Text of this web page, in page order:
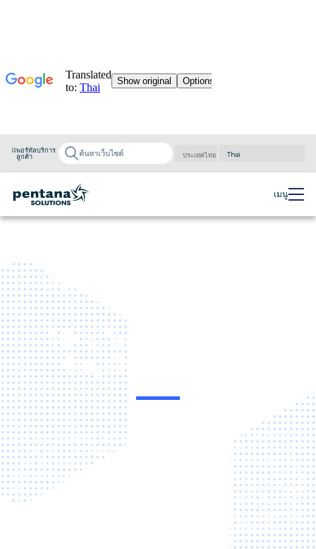
พอร์ทัลบริการ
ลูกค้า
เมนู
เพนทานา แอนไทติกส์
ใช้ประโยชน์จากพลังของ
ข้อมูลได้รวดเร็วยิ่งขึ้น
Pentana Analytics ดึงข้อมูลจากโซลูชัน DMS ของเรา และมอบพลังใน
การดำเนินการกับข้อมูลเหล่านั้นได้ทันที เพื่อสร้างรายได้เพิ่ม ลดต้นทุน
และเพิ่มประสิทธิภาพการทำงาน ในปัจจุบัน ข้อมูลคือสินทรัพย์ที่ยิ่งใหญ่
ที่สุดของดีลเลอร์ และระบบ Business Intelligence (BI) คือกุญแจสำคัญ
สู่ความสำเร็จ ในโลกที่ขับเคลื่อนด้วยข้อมูล การใช้ประโยชน์จากพลังของ
BI จึงไม่ใช่ทางเลือกอีกต่อไป แต่เป็นสิ่งจำเป็นเชิงกลยุทธ์สำหรับธุรกิจที่
มองการณ์ไกล ด้วย Pentana Analytics ดีลเลอร์จะมองเห็นข้อมูลของ
ตนได้อย่างครบถ้วน พร้อมด้วยเครื่องมือที่ทรงพลังและใช้งานง่ายเพื่อ